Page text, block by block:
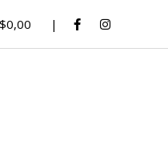
$0,00